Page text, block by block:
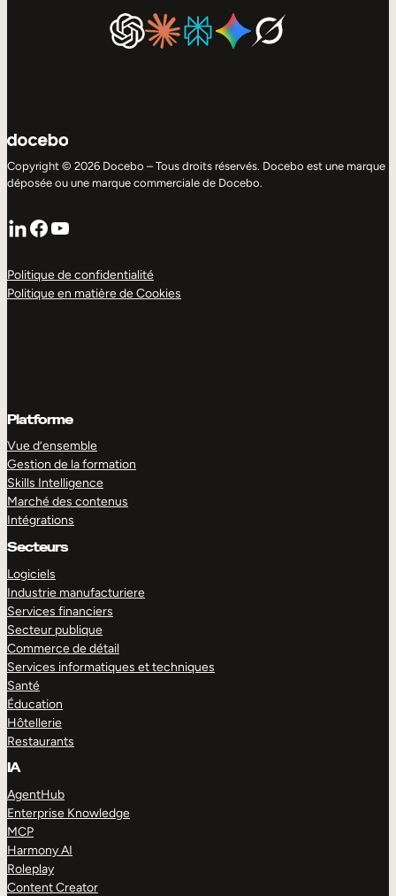
Copyright © 2026 Docebo – Tous droits réservés. Docebo est une marque
déposée ou une marque commerciale de Docebo.
LinkedIn
Facebook
YouTube
Politique de confidentialité
Politique en matière de Cookies
Platforme
Vue d’ensemble
Gestion de la formation
Skills Intelligence
Marché des contenus
Intégrations
Secteurs
Logiciels
Industrie manufacturiere
Services financiers
Secteur publique
Commerce de détail
Services informatiques et techniques
Santé
Éducation
Hôtellerie
Restaurants
IA
AgentHub
Enterprise Knowledge
MCP
Harmony AI
Roleplay
Content Creator